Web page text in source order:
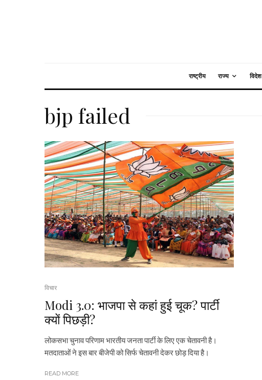
राष्ट्रीय राज्य विदेश
bjp failed
विचार
Modi 3.0: भाजपा से कहां हुई चूक? पार्टी
क्यों पिछड़ी?
लोकसभा चुनाव परिणाम भारतीय जनता पार्टी के लिए एक चेतावनी है।
मतदाताओं ने इस बार बीजेपी को सिर्फ चेतावनी देकर छोड़ दिया है।
READ MORE